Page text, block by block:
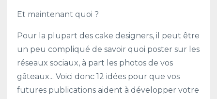
Et maintenant quoi ?
Pour la plupart des cake designers, il peut être
un peu compliqué de savoir quoi poster sur les
réseaux sociaux, à part les photos de vos
gâteaux... Voici donc 12 idées pour que vos
futures publications aident à développer votre